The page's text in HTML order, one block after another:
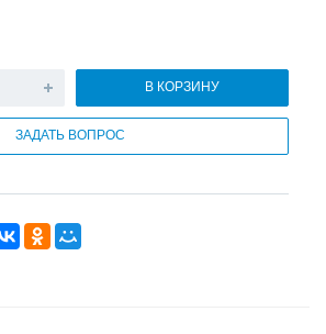
В КОРЗИНУ
ЗАДАТЬ ВОПРОС